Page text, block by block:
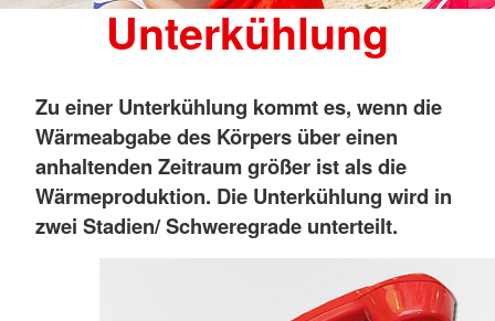
Unterkühlung
Zu einer Unterkühlung kommt es, wenn die
Wärmeabgabe des Körpers über einen
anhaltenden Zeitraum größer ist als die
Wärmeproduktion. Die Unterkühlung wird in
zwei Stadien/ Schweregrade unterteilt.